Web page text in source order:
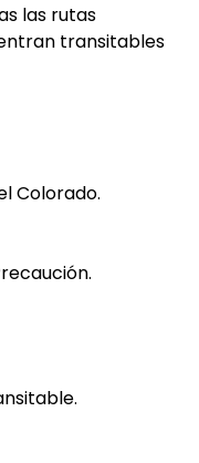
las rutas
transitables
Colorado.